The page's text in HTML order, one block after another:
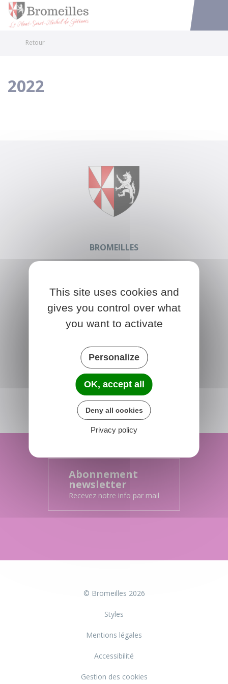
Accéder
Retour
2022
BROMEILLES
Place de la Mairie
02 38 33 61 91
Horaires de la mairie
Mardi :09h00 - 12h00
Mercredi :09h00 - 13h30
CONTACTEZ-NOUS
Abonnement
newsletter
Recevez notre info par mail
© Bromeilles 2026
Styles
Mentions légales
Accessibilité
Gestion des cookies
This site uses cookies and
gives you control over what
you want to activate
Personalize
OK, accept all
Deny all cookies
Privacy policy